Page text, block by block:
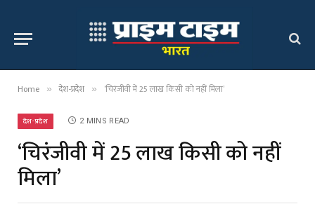
Home » देश-प्रदेश » ‘चिरंजीवी में 25 लाख किसी को नहीं मिला’
देश-प्रदेश 2 MINS READ
‘चिरंजीवी में 25 लाख किसी को नहीं
मिला’